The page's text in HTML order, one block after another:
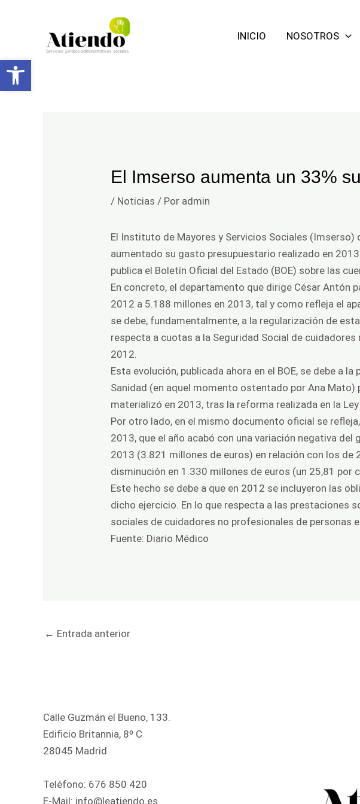
INICIO NOSOTROS
El Imserso aumenta un 33%
/ Noticias / Por admin
El Instituto de Mayores y Servicios Sociales (Imserso)
aumentado su gasto presupuestario realizado en
publica el Boletín Oficial del Estado (BOE) sobre las
En concreto, el departamento que dirige César Antón
2012 a 5.188 millones en 2013, tal y como refleja el
se debe, fundamentalmente, a la regularización de
respecta a cuotas a la Seguridad Social de
2012.
Esta evolución, publicada ahora en el BOE, se debe a
Sanidad (en aquel momento ostentado por Ana
materializó en 2013, tras la reforma realizada en la
Por otro lado, en el mismo documento oficial se
2013, que el año acabó con una variación negativa
2013 (3.821 millones de euros) en relación con los de
disminución en 1.330 millones de euros (un 25,81 por
Este hecho se debe a que en 2012 se incluyeron las
dicho ejercicio. En lo que respecta a las prestaciones
sociales de cuidadores no profesionales de personas
Fuente: Diario Médico
de
entradas
← Entrada anterior
Calle Guzmán el Bueno, 133.
Edificio Britannia, 8º C
28045 Madrid
Teléfono: 676 850 420
E-Mail: info@leatiendo.es
Abrir barra de herramientas